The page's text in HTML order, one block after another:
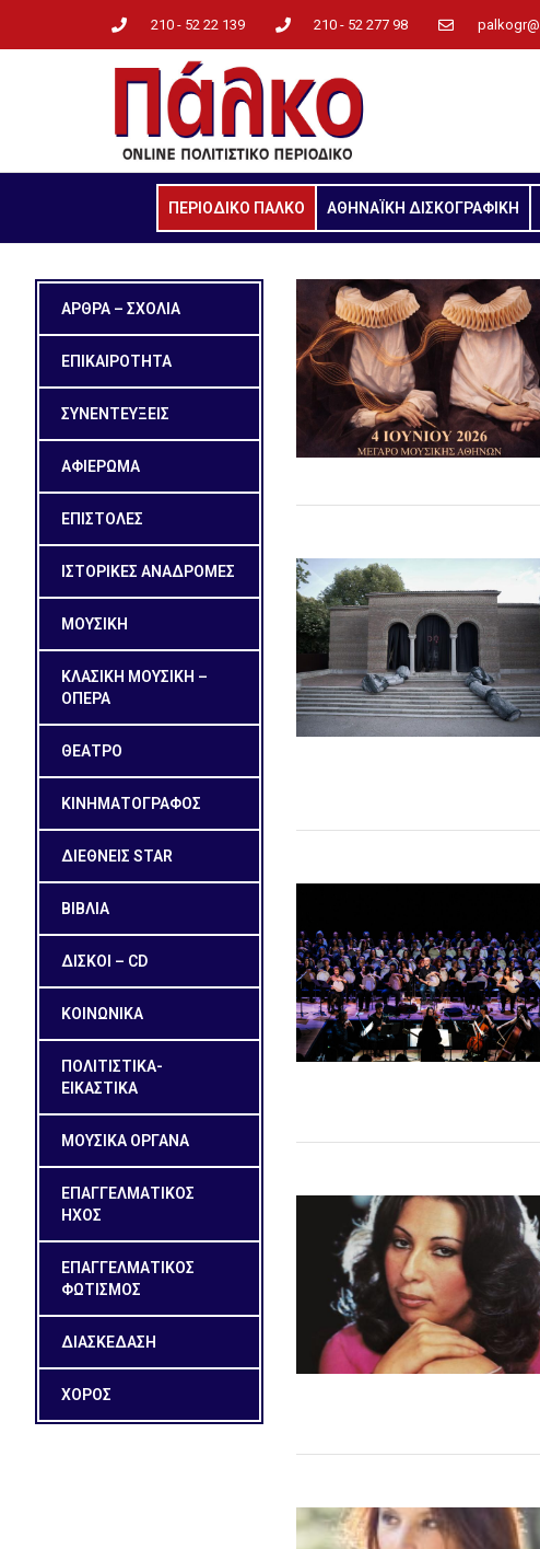
210 - 52 22 139 210 - 52 277 98
ΠΕΡΙΟΔΙΚΟ ΠΑΛΚΟ ΑΘΗΝΑΪΚΗ ΔΙΣΚΟΓΡΑΦΙΚΗ
ΑΡΘΡΑ – ΣΧΟΛΙΑ
ΕΠΙΚΑΙΡΟΤΗΤΑ
ΣΥΝΕΝΤΕΥΞΕΙΣ
ΑΦΙΕΡΩΜΑ
ΕΠΙΣΤΟΛΕΣ
ΙΣΤΟΡΙΚΕΣ ΑΝΑΔΡΟΜΕΣ
ΜΟΥΣΙΚΗ
ΚΛΑΣΙΚΗ ΜΟΥΣΙΚΗ –
ΟΠΕΡΑ
ΘΕΑΤΡΟ
ΚΙΝΗΜΑΤΟΓΡΑΦΟΣ
ΔΙΕΘΝΕΙΣ STAR
ΒΙΒΛΙΑ
ΔΙΣΚΟΙ – CD
ΚΟΙΝΩΝΙΚΑ
ΠΟΛΙΤΙΣΤΙΚΑ-
ΕΙΚΑΣΤΙΚΑ
ΜΟΥΣΙΚΑ ΟΡΓΑΝΑ
ΕΠΑΓΓΕΛΜΑΤΙΚΟΣ
ΗΧΟΣ
ΕΠΑΓΓΕΛΜΑΤΙΚΟΣ
ΦΩΤΙΣΜΟΣ
ΔΙΑΣΚΕΔΑΣΗ
ΧΟΡΟΣ